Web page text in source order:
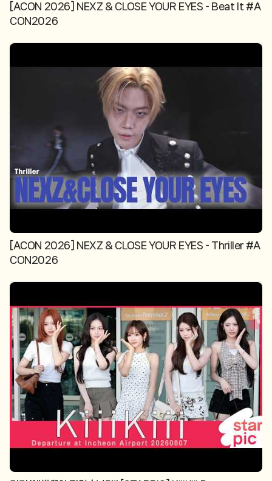
[ACON 2026] NEXZ & CLOSE YOUR EYES - Beat It #A
CON2026
[ACON 2026] NEXZ & CLOSE YOUR EYES - Thriller #A
CON2026